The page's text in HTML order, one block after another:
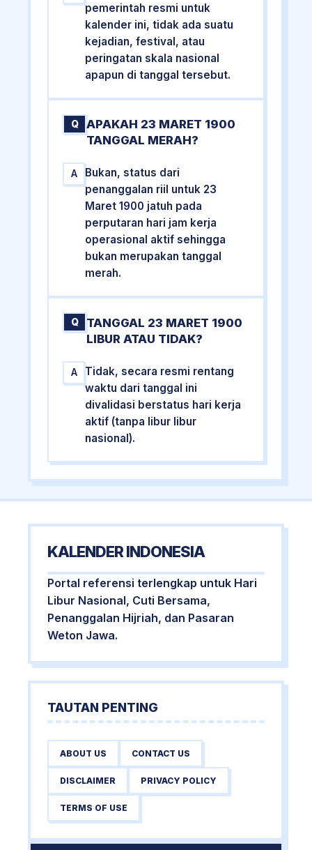
pemerintah resmi untuk
kalender ini, tidak ada suatu
kejadian, festival, atau
peringatan skala nasional
apapun di tanggal tersebut.
Q
APAKAH 23 MARET 1900
TANGGAL MERAH?
A
Bukan, status dari
penanggalan riil untuk 23
Maret 1900 jatuh pada
perputaran hari jam kerja
operasional aktif sehingga
bukan merupakan tanggal
merah.
Q
TANGGAL 23 MARET 1900
LIBUR ATAU TIDAK?
A
Tidak, secara resmi rentang
waktu dari tanggal ini
divalidasi berstatus hari kerja
aktif (tanpa libur libur
nasional).
KALENDER INDONESIA
Portal referensi terlengkap untuk Hari
Libur Nasional, Cuti Bersama,
Penanggalan Hijriah, dan Pasaran
Weton Jawa.
TAUTAN PENTING
ABOUT US CONTACT US
DISCLAIMER PRIVACY POLICY
TERMS OF USE